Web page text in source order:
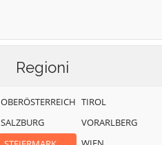
Regioni
OBERÖSTERREICH
SALZBURG
TIROL
VORARLBERG